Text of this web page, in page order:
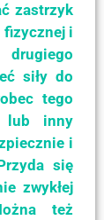
zastrzyk
fizycznej i
siły do
tego
lub inny
i
się
zwykłej
też